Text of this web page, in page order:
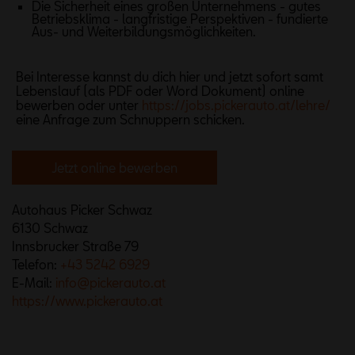
Die Sicherheit eines großen Unternehmens - gutes
Betriebsklima - langfristige Perspektiven - fundierte
Aus- und Weiterbildungsmöglichkeiten.
Bei Interesse kannst du dich hier und jetzt sofort samt
Lebenslauf (als PDF oder Word Dokument) online
bewerben oder unter
eine Anfrage zum Schnuppern schicken.
Autohaus Picker Schwaz
6130 Schwaz
Innsbrucker Straße 79
Telefon:
E-Mail: